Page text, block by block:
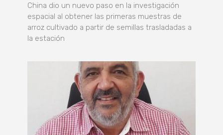
China dio un nuevo paso en la investigación
espacial al obtener las primeras muestras de
arroz cultivado a partir de semillas trasladadas a
la estación